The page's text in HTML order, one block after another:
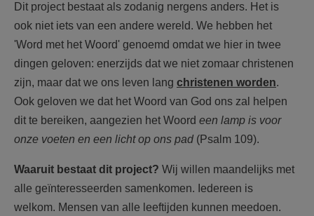
Dit project bestaat als zodanig nergens anders. Het is
ook niet iets van een andere wereld. We hebben het
'Word met het Woord' genoemd omdat we hier in twee
dingen geloven: enerzijds dat we niet zomaar christenen
zijn, maar dat we ons leven lang christenen worden.
Ook geloven we dat het Woord van God ons zal helpen
dit te bereiken, aangezien het Woord een lamp is voor
onze voeten en een licht op ons pad (Psalm 109).
Waaruit bestaat dit project? Wij willen maandelijks met
alle geïnteresseerden samenkomen. Iedereen is
welkom. Mensen van alle leeftijden kunnen meedoen.